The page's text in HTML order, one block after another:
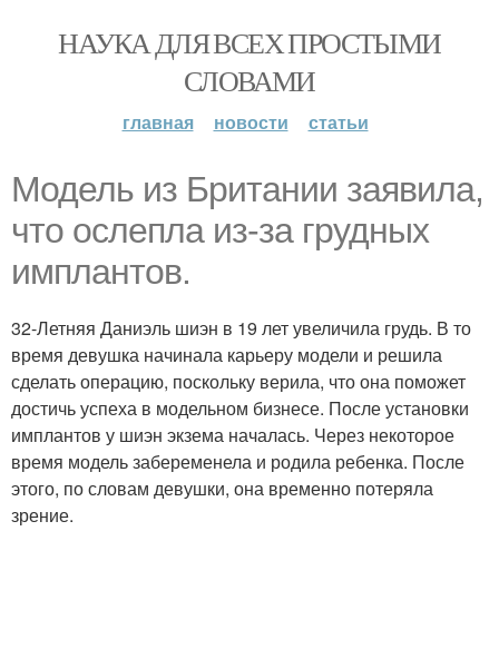
НАУКА ДЛЯ ВСЕХ ПРОСТЫМИ
СЛОВАМИ
главная новости статьи
Модель из Британии заявила,
что ослепла из-за грудных
имплантов.
32-Летняя Даниэль шиэн в 19 лет увеличила грудь. В то
время девушка начинала карьеру модели и решила
сделать операцию, поскольку верила, что она поможет
достичь успеха в модельном бизнесе. После установки
имплантов у шиэн экзема началась. Через некоторое
время модель забеременела и родила ребенка. После
этого, по словам девушки, она временно потеряла
зрение.